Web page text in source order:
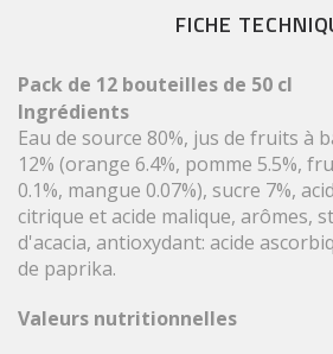
FICHE
Pack de 12 bouteilles de 50 cl
Ingrédients
Eau de source 80%, jus de fruits à
12% (orange 6.4%, pomme 5.5%,
0.1%, mangue 0.07%), sucre 7%,
citrique et acide malique, arômes,
d'acacia, antioxydant: acide
de paprika.
Valeurs nutritionnelles